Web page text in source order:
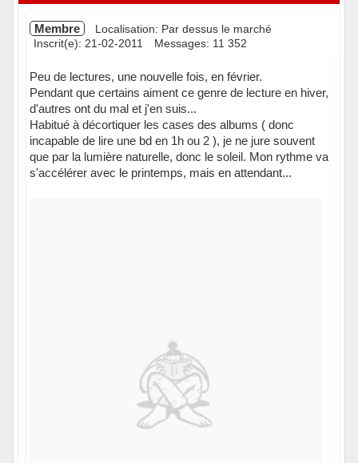
Membre
Localisation: Par dessus le marché
Inscrit(e): 21-02-2011
Messages: 11 352
Peu de lectures, une nouvelle fois, en février.
Pendant que certains aiment ce genre de lecture en hiver,
d'autres ont du mal et j'en suis...
Habitué à décortiquer les cases des albums ( donc
incapable de lire une bd en 1h ou 2 ), je ne jure souvent
que par la lumière naturelle, donc le soleil. Mon rythme va
s'accélérer avec le printemps, mais en attendant...